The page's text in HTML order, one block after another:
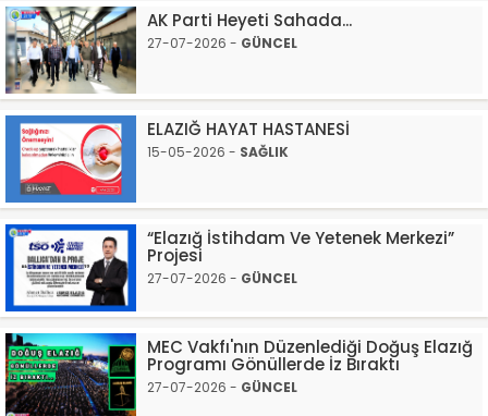
AK Parti Heyeti Sahada...
27-07-2026 - GÜNCEL
ELAZIĞ HAYAT HASTANESİ
15-05-2026 - SAĞLIK
“Elazığ İstihdam Ve Yetenek Merkezi”
Projesi
27-07-2026 - GÜNCEL
MEC Vakfı'nın Düzenlediği Doğuş Elazığ
Programı Gönüllerde İz Bıraktı
27-07-2026 - GÜNCEL